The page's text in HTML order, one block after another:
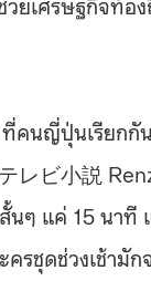
ที่คนญี่ปุ่นเรียก
レビ小説
ๆ แค่ 15 นาที
ครชุดช่วงเช้า